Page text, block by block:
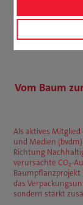
Vom Baum
Als aktives
und Medien
Richtung
verursachte CO₂-
das
sondern stärkt